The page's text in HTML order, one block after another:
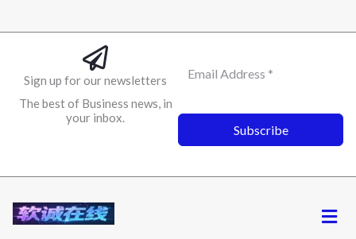
Sign up for our newsletters
The best of Business news, in
your inbox.
Subscribe
菜
单